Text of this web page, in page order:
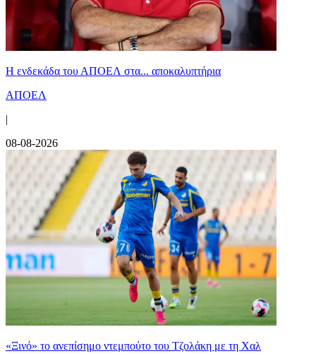
Η ενδεκάδα του ΑΠΟΕΛ στα... αποκαλυπτήρια
ΑΠΟΕΛ
|
08-08-2026
«Ξινό» το ανεπίσημο ντεμπούτο του Τζολάκη με τη Χαλ